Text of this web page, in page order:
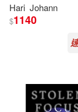
約翰．海利
Johann
Hari Johann
$1140